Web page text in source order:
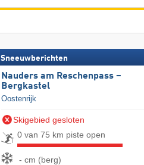
Sneeuwberichten
Nauders am Reschenpass –
Bergkastel
Oostenrijk
Skigebied gesloten
0 van 75 km piste open
- cm (berg)